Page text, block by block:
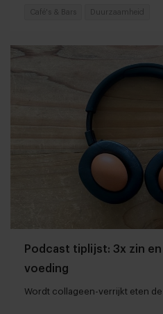
Café's & Bars Duurzaamheid
Podcast tiplijst: 3x zin
voeding
Wordt collageen-verrijkt eten